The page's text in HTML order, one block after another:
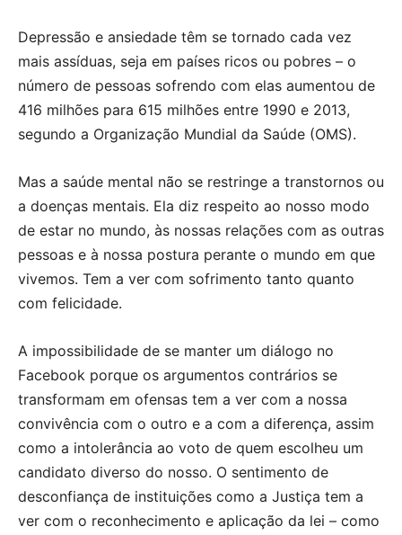
Depressão e ansiedade têm se tornado cada vez
mais assíduas, seja em países ricos ou pobres – o
número de pessoas sofrendo com elas aumentou de
416 milhões para 615 milhões entre 1990 e 2013,
segundo a Organização Mundial da Saúde (OMS).
Mas a saúde mental não se restringe a transtornos ou
a doenças mentais. Ela diz respeito ao nosso modo
de estar no mundo, às nossas relações com as outras
pessoas e à nossa postura perante o mundo em que
vivemos. Tem a ver com sofrimento tanto quanto
com felicidade.
A impossibilidade de se manter um diálogo no
Facebook porque os argumentos contrários se
transformam em ofensas tem a ver com a nossa
convivência com o outro e a com a diferença, assim
como a intolerância ao voto de quem escolheu um
candidato diverso do nosso. O sentimento de
desconfiança de instituições como a Justiça tem a
ver com o reconhecimento e aplicação da lei – como